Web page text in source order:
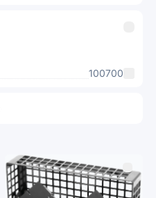
100700